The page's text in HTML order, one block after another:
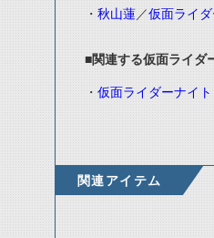
・ 秋山蓮／仮面ライダ
■関連する仮面ライダ
・ 仮面ライダーナイト
関連アイテム